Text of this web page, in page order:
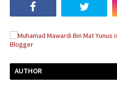
AUTHOR